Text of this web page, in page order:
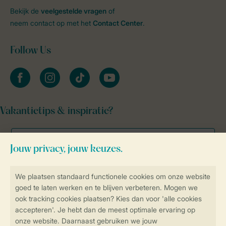
Veilig en snel online boeken
Veilige gegevensoverdracht
Bekijk de veelgestelde vragen of
neem contact op met het Contact Center.
Follow Us
facebookinstagramtiktok youtube
Vakantietips & inspiratie?